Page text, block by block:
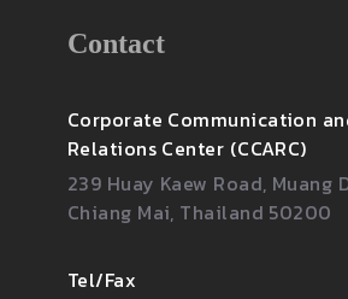
Contact
Corporate Communication
Relations Center (CCARC)
239 Huay Kaew Road, Muang
Chiang Mai, Thailand 50200
Tel/Fax